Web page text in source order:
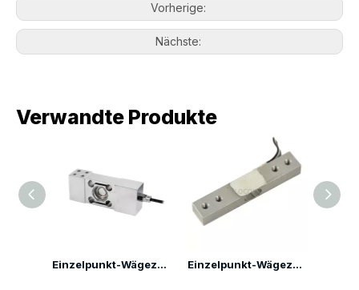
Vorherige:
Nächste:
Verwandte Produkte
Einzelpunkt-Wägezelle LP7164G Einzelpunkt-Wägezelle LP7166F